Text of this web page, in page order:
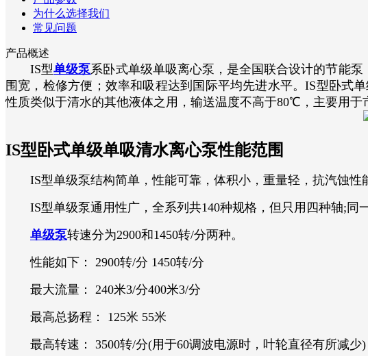
为什么选择我们
常见问题
产品概述
IS型单级泵系卧式单级单吸离心泵，是全国联合设计的节能
围宽，检修方便；效率和吸程达到国际平均先进水平。IS型卧式
性质类似于清水的其他液体之用，输送温度不高于80℃， 主要用于
IS型卧式单级单吸清水离心泵性能范围
IS型单级泵结构简单，性能可靠，体积小，重量轻，抗汽蚀性
IS型单级泵通用性广，全系列共140种规格，但只用四种轴;同
单级泵转速分为2900和1450转/分两种。
性能如下： 2900转/分 1450转/分
最大流量： 240米3/分400米3/分
最高总扬程： 125米 55米
最高转速： 3500转/分(用于60调波电源时，叶轮直径有所减少)